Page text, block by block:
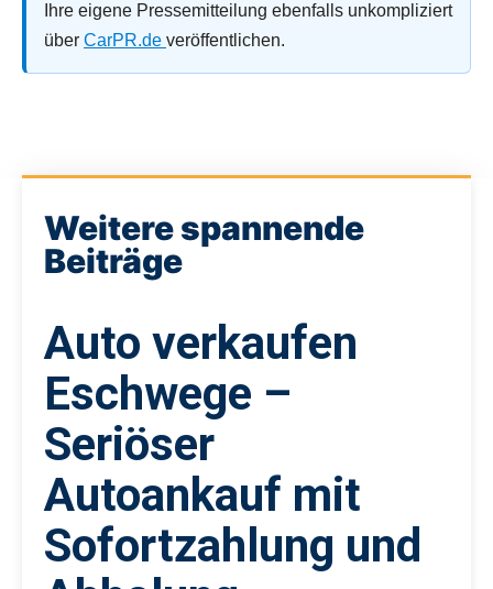
Ihre eigene Pressemitteilung ebenfalls unkompliziert
über CarPR.de veröffentlichen.
Weitere spannende
Beiträge
Auto verkaufen
Eschwege –
Seriöser
Autoankauf mit
Sofortzahlung und